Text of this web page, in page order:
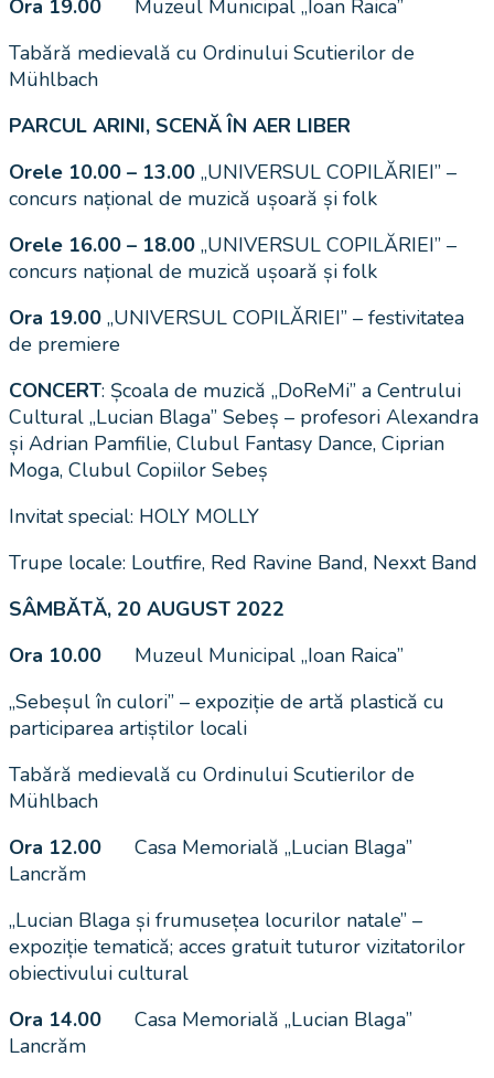
Ora 19.00
Muzeul Municipal „Ioan Raica”
Tabără medievală cu Ordinului Scutierilor de
Mühlbach
PARCUL ARINI, SCENĂ ÎN AER LIBER
Orele 10.00 – 13.00 „UNIVERSUL COPILĂRIEI” –
concurs național de muzică ușoară și folk
Orele 16.00 – 18.00 „UNIVERSUL COPILĂRIEI” –
concurs național de muzică ușoară și folk
Ora 19.00 „UNIVERSUL COPILĂRIEI” – festivitatea
de premiere
CONCERT: Școala de muzică „DoReMi” a Centrului
Cultural „Lucian Blaga” Sebeș – profesori Alexandra
și Adrian Pamfilie, Clubul Fantasy Dance, Ciprian
Moga, Clubul Copiilor Sebeș
Invitat special: HOLY MOLLY
Trupe locale: Loutfire, Red Ravine Band, Nexxt Band
SÂMBĂTĂ, 20 AUGUST 2022
Ora 10.00 Muzeul Municipal „Ioan Raica”
„Sebeșul în culori” – expoziție de artă plastică cu
participarea artiștilor locali
Tabără medievală cu Ordinului Scutierilor de
Mühlbach
Ora 12.00 Casa Memorială „Lucian Blaga”
Lancrăm
„Lucian Blaga și frumusețea locurilor natale” –
expoziție tematică; acces gratuit tuturor vizitatorilor
obiectivului cultural
Ora 14.00 Casa Memorială „Lucian Blaga”
Lancrăm